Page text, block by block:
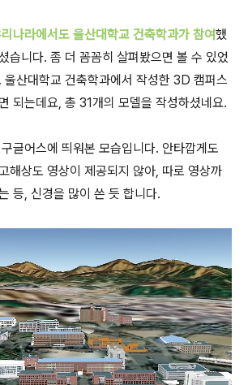
나라에서도 울산대학교 건축학과가 참여했
습니다. 좀 더 꼼꼼히 살펴봤으면 볼 수 있었
울산대학교 건축학과에서 작성한 3D 캠퍼스
되는데요, 총 31개의 모델을 작성하셨네요.
글어스에 띄워본 모습입니다. 안타깝게도
해상도 영상이 제공되지 않아, 따로 영상까
등, 신경을 많이 쓴 듯 합니다.